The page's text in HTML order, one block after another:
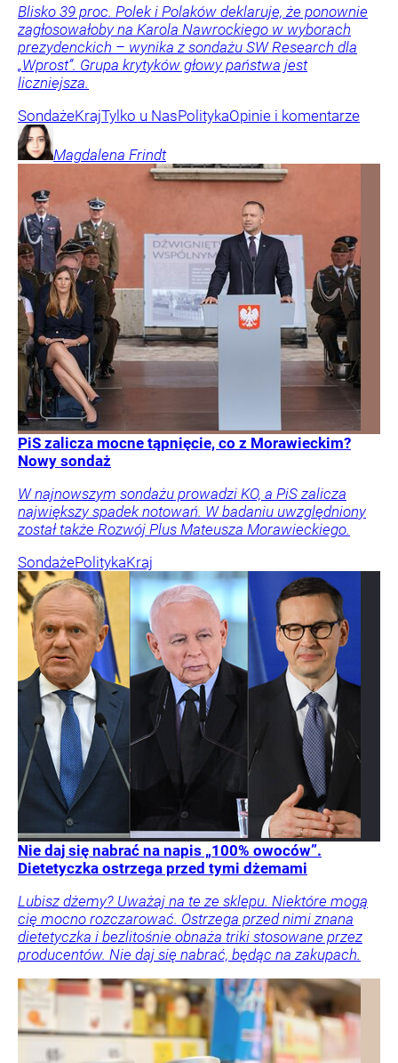
Blisko 39 proc. Polek i Polaków deklaruje, że ponownie
zagłosowałoby na Karola Nawrockiego w wyborach
prezydenckich – wynika z sondażu SW Research dla
„Wprost”. Grupa krytyków głowy państwa jest
liczniejsza.
SondażeKrajTylko u NasPolitykaOpinie i komentarze
Magdalena Frindt
PiS zalicza mocne tąpnięcie, co z Morawieckim?
Nowy sondaż
W najnowszym sondażu prowadzi KO, a PiS zalicza
największy spadek notowań. W badaniu uwzględniony
został także Rozwój Plus Mateusza Morawieckiego.
SondażePolitykaKraj
Nie daj się nabrać na napis „100% owoców”.
Dietetyczka ostrzega przed tymi dżemami
Lubisz dżemy? Uważaj na te ze sklepu. Niektóre mogą
cię mocno rozczarować. Ostrzega przed nimi znana
dietetyczka i bezlitośnie obnaża triki stosowane przez
producentów. Nie daj się nabrać, będąc na zakupach.